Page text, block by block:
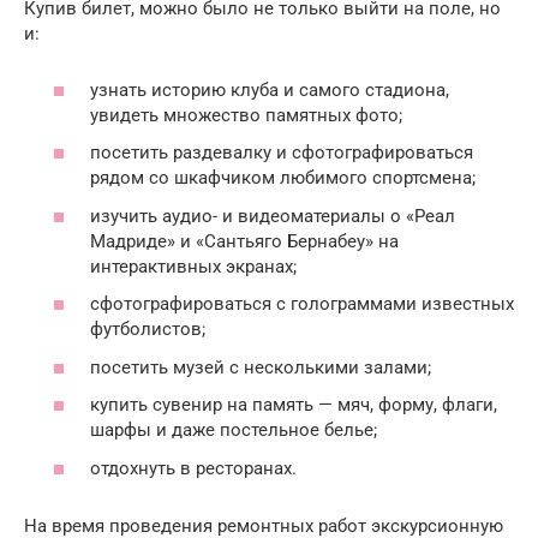
Купив билет, можно было не только выйти на поле, но
и:
узнать историю клуба и самого стадиона,
увидеть множество памятных фото;
посетить раздевалку и сфотографироваться
рядом со шкафчиком любимого спортсмена;
изучить аудио- и видеоматериалы о «Реал
Мадриде» и «Сантьяго Бернабеу» на
интерактивных экранах;
сфотографироваться с голограммами известных
футболистов;
посетить музей с несколькими залами;
купить сувенир на память — мяч, форму, флаги,
шарфы и даже постельное белье;
отдохнуть в ресторанах.
На время проведения ремонтных работ экскурсионную